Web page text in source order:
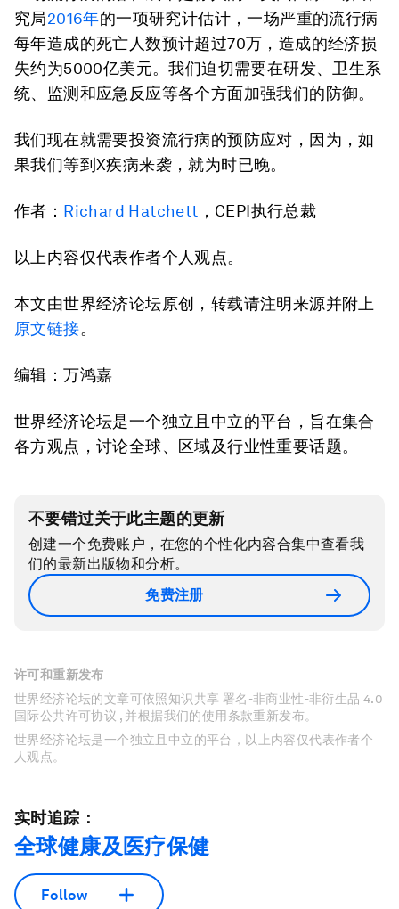
究局2016年的一项研究计估计，一场严重的流行病
每年造成的死亡人数预计超过70万，造成的经济损
失约为5000亿美元。我们迫切需要在研发、卫生系
统、监测和应急反应等各个方面加强我们的防御。
我们现在就需要投资流行病的预防应对，因为，如
果我们等到X疾病来袭，就为时已晚。
作者： Richard Hatchett ，CEPI执行总裁
以上内容仅代表作者个人观点。
本文由世界经济论坛原创，转载请注明来源并附上
原文链接。
编辑：万鸿嘉
世界经济论坛是一个独立且中立的平台，旨在集合
各方观点，讨论全球、区域及行业性重要话题。
不要错过关于此主题的更新
创建一个免费账户，在您的个性化内容合集中查看我
们的最新出版物和分析。
免费注册
许可和重新发布
世界经济论坛的文章可依照知识共享 署名-非商业性-非衍生品 4.0
国际公共许可协议 , 并根据我们的使用条款重新发布。
世界经济论坛是一个独立且中立的平台，以上内容仅代表作者个
人观点。
实时追踪：
全球健康及医疗保健
Follow